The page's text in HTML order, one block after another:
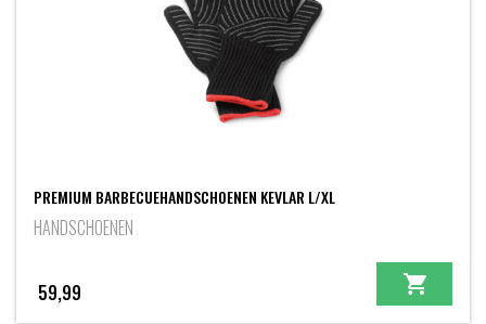
PREMIUM BARBECUEHANDSCHOENEN KEVLAR L/XL
HANDSCHOENEN
59,99